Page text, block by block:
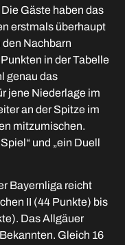
Gäste haben das
erstmals überhaupt
Nachbarn
in der Tabelle
genau das
jene Niederlage im
an der Spitze im
mitzumischen.
und „ein Duell
Bayernliga reicht
II (44 Punkte) bis
Das Allgäuer
Gleich 16